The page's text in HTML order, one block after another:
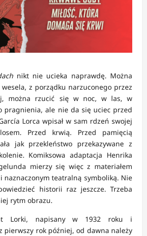
nikt nie ucieka naprawdę. Można
z porządku narzuconego przez
można rzucić się w noc, w las, w
pragnienia, ale nie da się uciec przed
Lorca wpisał w sam rdzeń swojej
Przed krwią. Przed pamięcią
jak przekleństwo przekazywane z
Komiksowa adaptacja Henrika
mierzy się więc z materiałem
naznaczonym teatralną symboliką. Nie
historii raz jeszcze. Trzeba
rytm obrazu.
Lorki, napisany w 1932 roku i
pierwszy rok później, od dawna należy